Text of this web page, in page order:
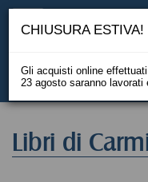
Libri di
CHIUSURA ESTIVA!
Gli acquisti online
23 agosto saranno